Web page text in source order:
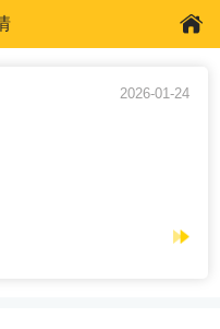
2026-01-24